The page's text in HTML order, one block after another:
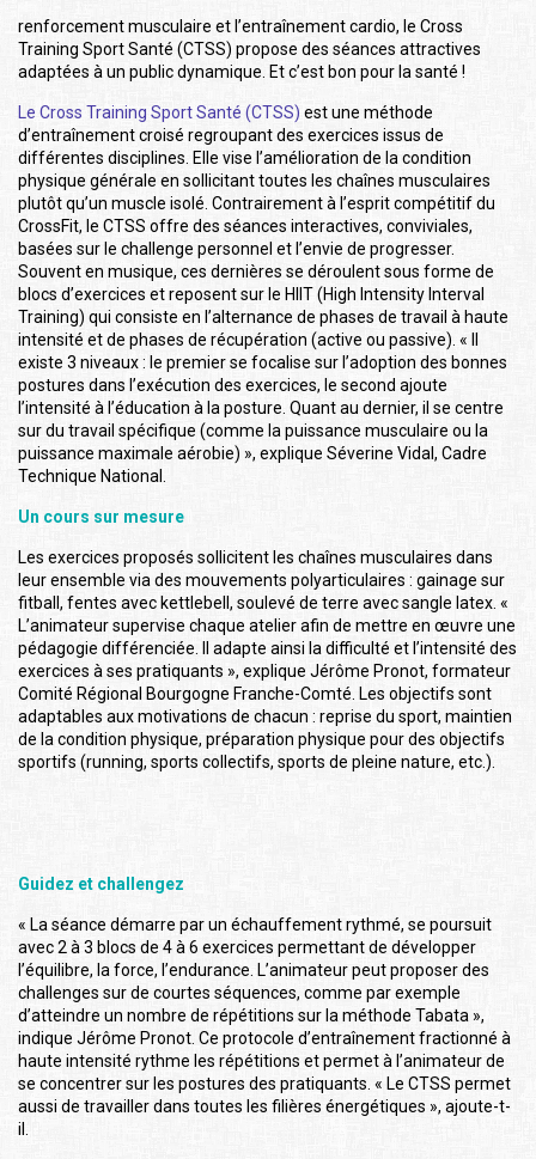
renforcement musculaire et l’entraînement cardio, le Cross
Training Sport Santé (CTSS) propose des séances attractives
adaptées à un public dynamique. Et c’est bon pour la santé !
Le Cross Training Sport Santé (CTSS) est une méthode
d’entraînement croisé regroupant des exercices issus de
différentes disciplines. Elle vise l’amélioration de la condition
physique générale en sollicitant toutes les chaînes musculaires
plutôt qu’un muscle isolé. Contrairement à l’esprit compétitif du
CrossFit, le CTSS offre des séances interactives, conviviales,
basées sur le challenge personnel et l’envie de progresser.
Souvent en musique, ces dernières se déroulent sous forme de
blocs d’exercices et reposent sur le HIIT (High Intensity Interval
Training) qui consiste en l’alternance de phases de travail à haute
intensité et de phases de récupération (active ou passive). « Il
existe 3 niveaux : le premier se focalise sur l’adoption des bonnes
postures dans l’exécution des exercices, le second ajoute
l’intensité à l’éducation à la posture. Quant au dernier, il se centre
sur du travail spécifique (comme la puissance musculaire ou la
puissance maximale aérobie) », explique Séverine Vidal, Cadre
Technique National.
Un cours sur mesure
Les exercices proposés sollicitent les chaînes musculaires dans
leur ensemble via des mouvements polyarticulaires : gainage sur
fitball, fentes avec kettlebell, soulevé de terre avec sangle latex. «
L’animateur supervise chaque atelier afin de mettre en œuvre une
pédagogie différenciée. Il adapte ainsi la difficulté et l’intensité des
exercices à ses pratiquants », explique Jérôme Pronot, formateur
Comité Régional Bourgogne Franche-Comté. Les objectifs sont
adaptables aux motivations de chacun : reprise du sport, maintien
de la condition physique, préparation physique pour des objectifs
sportifs (running, sports collectifs, sports de pleine nature, etc.).
Guidez et challengez
« La séance démarre par un échauffement rythmé, se poursuit
avec 2 à 3 blocs de 4 à 6 exercices permettant de développer
l’équilibre, la force, l’endurance. L’animateur peut proposer des
challenges sur de courtes séquences, comme par exemple
d’atteindre un nombre de répétitions sur la méthode Tabata »,
indique Jérôme Pronot. Ce protocole d’entraînement fractionné à
haute intensité rythme les répétitions et permet à l’animateur de
se concentrer sur les postures des pratiquants. « Le CTSS permet
aussi de travailler dans toutes les filières énergétiques », ajoute-t-
il.